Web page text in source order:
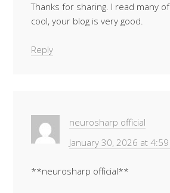
Thanks for sharing. I read many
cool, your blog is very good.
Reply
neurosharp official
January 30, 2026 at
**neurosharp official**